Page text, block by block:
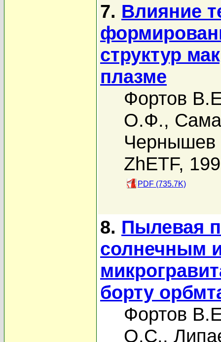
7. Влияние
структур
плазме
Фортов
О.Ф.,
ZhETF,
PDF (735.7K)
8. Пылевая
солнечным
борту
Фортов
О.С.,